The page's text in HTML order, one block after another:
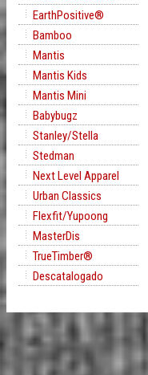
EarthPositive®
Bamboo
Mantis
Mantis Kids
Mantis Mini
Babybugz
Stanley/Stella
Stedman
Next Level Apparel
Urban Classics
Flexfit/Yupoong
MasterDis
TrueTimber®
Descatalogado